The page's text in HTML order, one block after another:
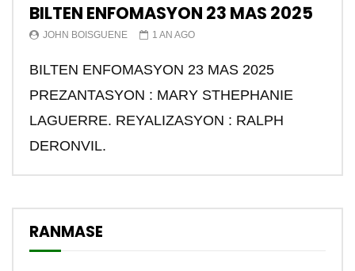
BILTEN ENFOMASYON 23 MAS 2025
JOHN BOISGUENE 1 AN AGO
BILTEN ENFOMASYON 23 MAS 2025
PREZANTASYON : MARY STHEPHANIE
LAGUERRE. REYALIZASYON : RALPH
DERONVIL.
RANMASE